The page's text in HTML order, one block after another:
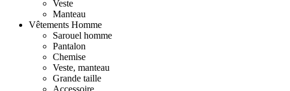
Veste
Manteau
Vêtements Homme
Sarouel homme
Pantalon
Chemise
Veste, manteau
Grande taille
Accessoire